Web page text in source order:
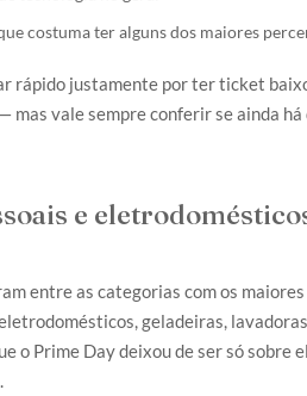
costuma ter alguns dos maiores
rápido justamente por ter ticket
mas vale sempre conferir se ainda
e
entre as categorias com os
geladeiras,
o Prime Day deixou de ser só sobre